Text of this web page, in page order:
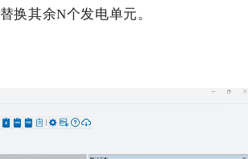
替换其余N个发电单元。